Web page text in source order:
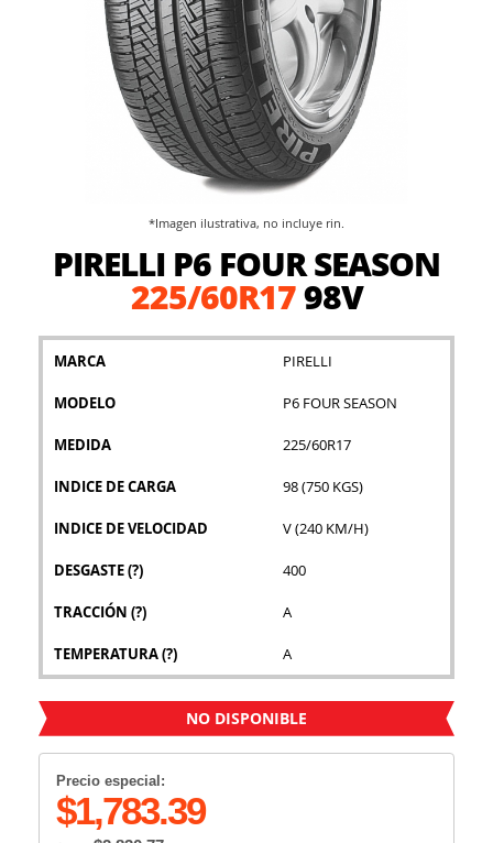
PIRELLI P6 FOUR SEASON
225/60R1798V
MARCA PIRELLI
MODELO P6 FOUR SEASON
MEDIDA 225/60R17
INDICE DE CARGA 98 (750 KGS)
INDICE DE VELOCIDAD V (240 KM/H)
DESGASTE(?) 400
TRACCIÓN (?) A
TEMPERATURA(?) A
NO DISPONIBLE
Precio especial:
$1,783.39
*Imagen ilustrativa, no incluye rin.
galería
imágenes